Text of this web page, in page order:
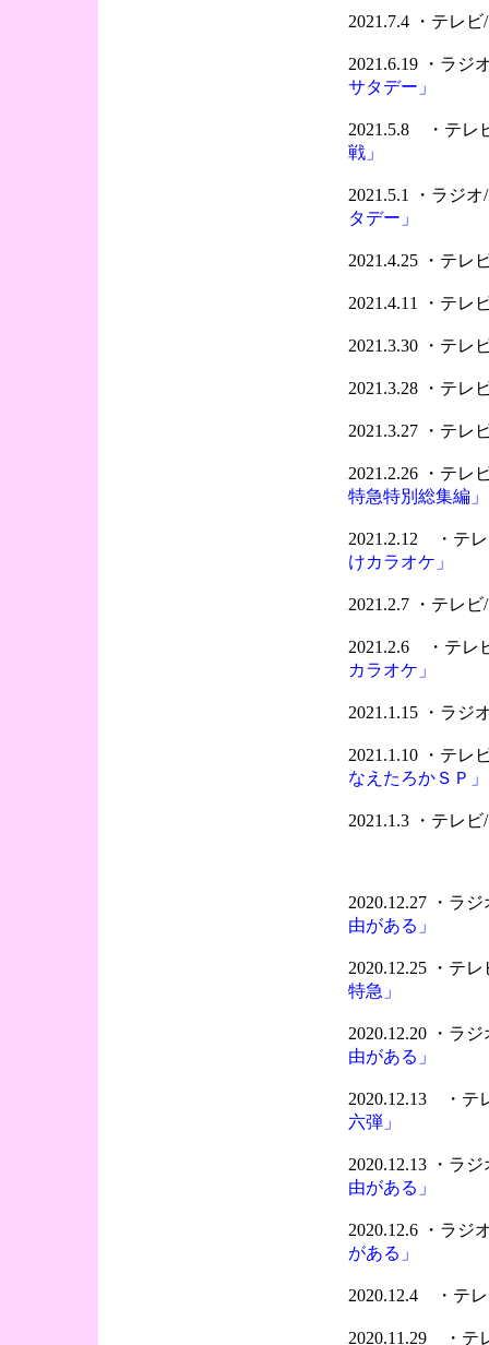
2021.7.4 ・テレ
2021.6.19 ・ラジ
サタデー」
2021.5.8 ・テレ
戦」
2021.5.1 ・ラジ
タデー」
2021.4.25 ・テレ
2021.4.11 ・テレ
2021.3.30 ・テレ
2021.3.28 ・テレ
2021.3.27 ・テレ
2021.2.26 ・テレ
特急特別総集編」
2021.2.12 ・テ
けカラオケ」
2021.2.7 ・テレ
2021.2.6 ・テレ
カラオケ」
2021.1.15 ・ラジ
2021.1.10 ・テレ
なえたろかＳＰ」
2021.1.3 ・テレ
2020.12.27 ・ラ
由がある」
2020.12.25 ・テ
特急」
2020.12.20 ・ラ
由がある」
2020.12.13 ・テ
六弾」
2020.12.13 ・ラ
由がある」
2020.12.6 ・ラジ
がある」
2020.12.4 ・テ
2020.11.29 ・テ